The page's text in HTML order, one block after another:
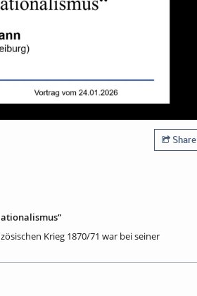
Share
Krieg 1870/71 war bei seiner
eine visuelle „Demüthigung“ Frankreichs,
Weltkrieges war das Monument